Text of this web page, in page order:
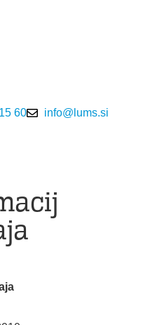
60 info@lums.si